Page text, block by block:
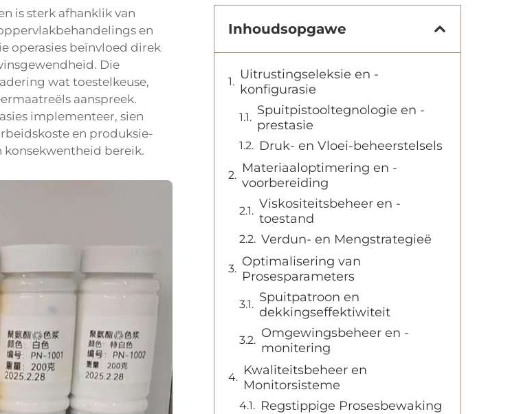
is sterk afhanklik van
en
operasies beïnvloed direk
Die
wat toestelkeuse,
aanspreek.
implementeer, sien
en produksie-
bereik.
Inhoudsopgawe
Uitrustingseleksie en -
konfigurasie
Spuitpistooltegnologie en -
prestasie
Druk- en Vloei-beheerstelsels
Materiaaloptimering en -
voorbereiding
Viskositeitsbeheer en -
toestand
Verdun- en Mengstrategieë
Optimalisering van
Prosesparameters
Spuitpatroon en
dekkingseffektiwiteit
Omgewingsbeheer en -
monitering
Kwaliteitsbeheer en
Monitorsisteme
Regstippige Prosesbewaking